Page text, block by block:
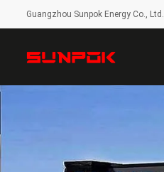
Guangzhou Sunpok Energy Co., Ltd.